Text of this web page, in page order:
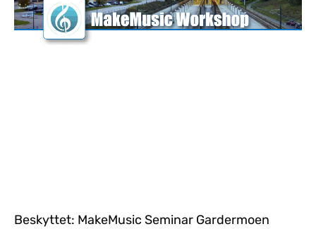
Beskyttet: MakeMusic Seminar Gardermoen